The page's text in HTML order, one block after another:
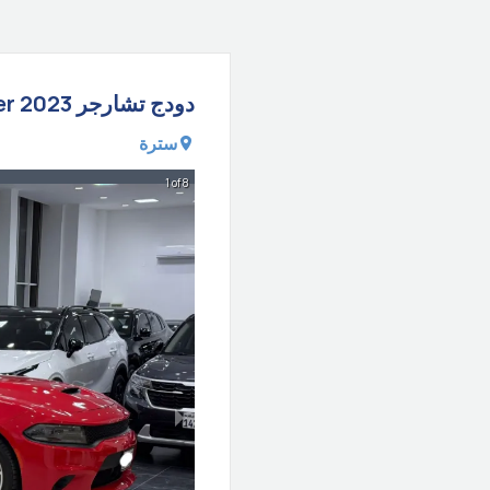
دودجتشارجر 2023
سترة
1 of 8